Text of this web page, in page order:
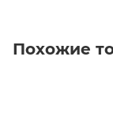
Похожие